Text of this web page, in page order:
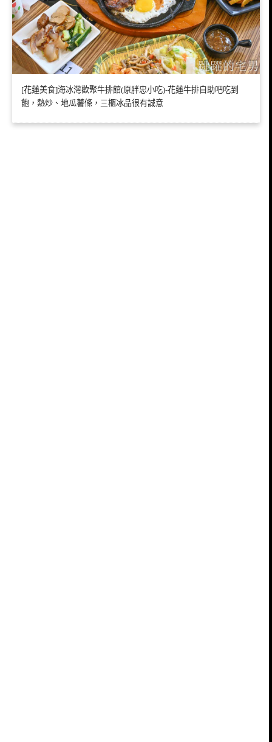
[花蓮美食]海冰灣歡聚牛排館(原胖忠小吃)-花蓮牛排自助吧吃到
飽，熱炒、地瓜薯條，三櫃冰品很有誠意